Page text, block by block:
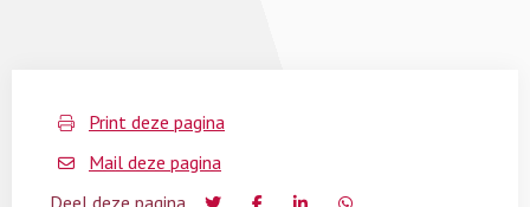
Print deze pagina
Mail deze pagina
Deel deze pagina